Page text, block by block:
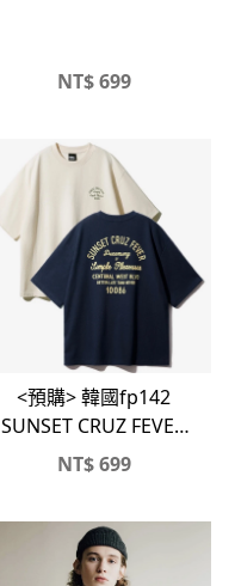
NT$699
<預購> 韓國fp142
SUNSET CRUZ FEVER
高磅短T
NT$699